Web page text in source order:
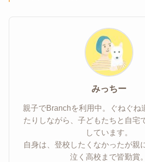
みっちー
親子でBranchを利用中。ぐねぐね
たりしながら、子どもたちと自宅
しています。
自身は、登校したくなかったが親
泣く高校まで皆勤賞。